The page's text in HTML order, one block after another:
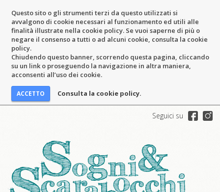
Questo sito o gli strumenti terzi da questo utilizzati si
avvalgono di cookie necessari al funzionamento ed utili alle
finalità illustrate nella cookie policy. Se vuoi saperne di più o
negare il consenso a tutti o ad alcuni cookie, consulta la cookie
policy.
Chiudendo questo banner, scorrendo questa pagina, cliccando
su un link o proseguendo la navigazione in altra maniera,
acconsenti all’uso dei cookie.
Consulta la cookie policy.
Seguici su